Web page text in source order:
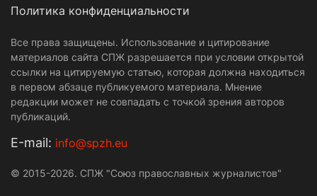
Политика конфиденциальности
Все права защищены. Использование и цитирование
материалов сайта СПЖ разрешается при условии открытой
ссылки на цитируемую статью, которая должна находиться
в первом абзаце публикуемого материала. Мнение
редакции может не совпадать с точкой зрения авторов
публикаций.
Е-mail: info@spzh.eu
© 2015-2026. СПЖ "Союз православных журналистов"